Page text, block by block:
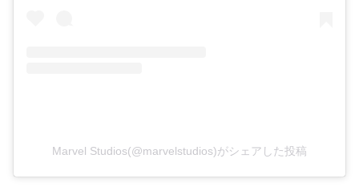
Marvel Studios(@marvelstudios)がシェアした投稿